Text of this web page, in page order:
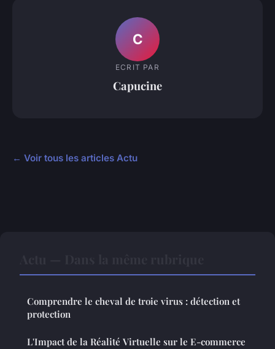
C
ECRIT PAR
Capucine
← Voir tous les articles Actu
Comprendre le cheval de troie virus : détection et
protection
L'Impact de la Réalité Virtuelle sur le E-commerce